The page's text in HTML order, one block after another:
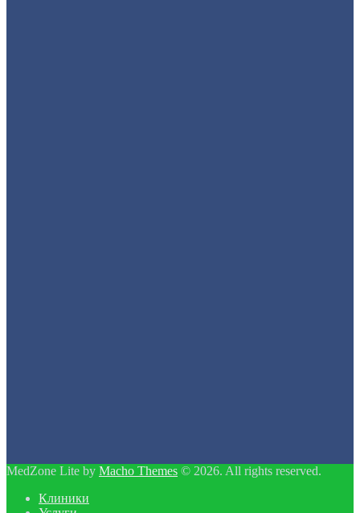
MedZone Lite by Macho Themes © 2026. All rights reserved.
Клиники